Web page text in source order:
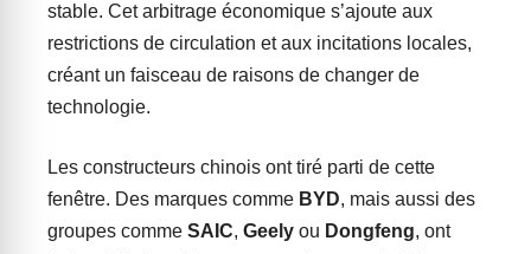
stable. Cet arbitrage économique s’ajoute aux
restrictions de circulation et aux incitations locales,
créant un faisceau de raisons de changer de
technologie.
Les constructeurs chinois ont tiré parti de cette
fenêtre. Des marques comme BYD, mais aussi des
groupes comme SAIC, Geely ou Dongfeng, ont